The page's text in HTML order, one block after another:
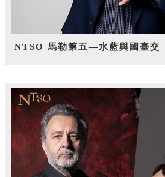
NTSO 馬勒第五—水藍與國臺交